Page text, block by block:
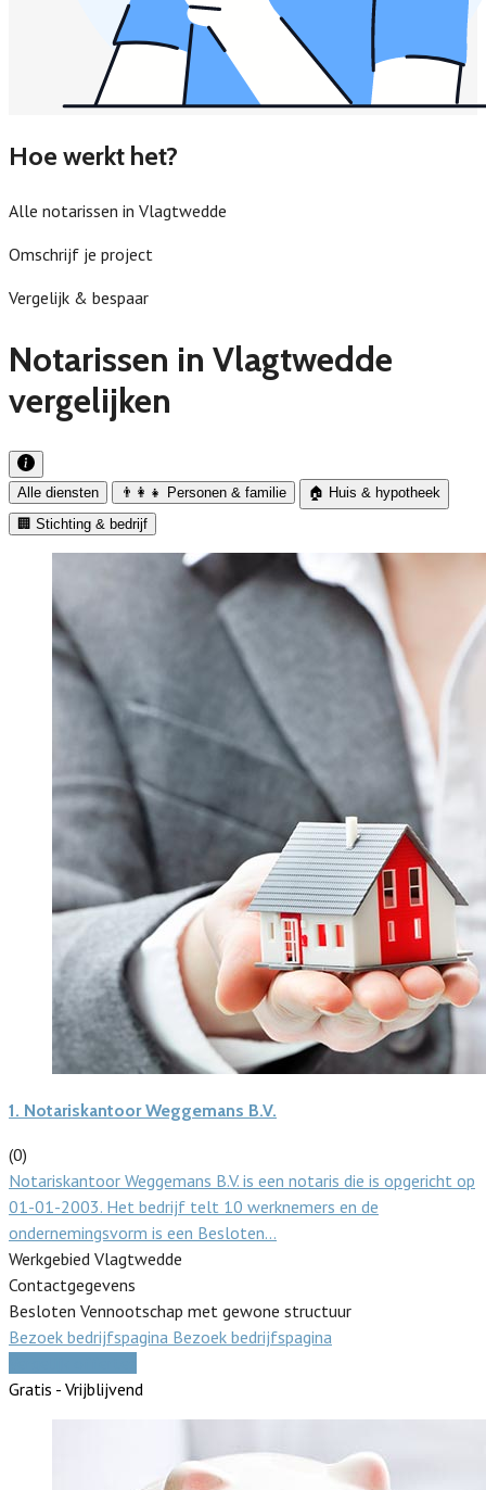
Hoe werkt het?
Alle notarissen in Vlagtwedde
Omschrijf je project
Vergelijk & bespaar
Notarissen in Vlagtwedde
vergelijken
Alle diensten 👨‍👩‍👧 Personen & familie
🏠 Huis & hypotheek
🏢 Stichting & bedrijf
1. Notariskantoor Weggemans B.V.
(0)
Notariskantoor Weggemans B.V. is een notaris die is opgericht op
01-01-2003. Het bedrijf telt 10 werknemers en de
ondernemingsvorm is een Besloten…
Werkgebied Vlagtwedde
Contactgegevens
Besloten Vennootschap met gewone structuur
Bezoek bedrijfspagina Bezoek bedrijfspagina
Gratis - Vrijblijvend